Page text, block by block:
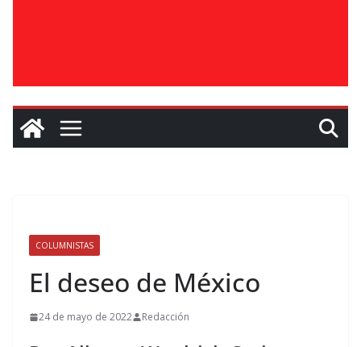
COLUMNISTAS
El deseo de México
24 de mayo de 2022 Redacción